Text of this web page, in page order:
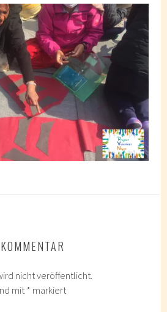
nicht veröffentlicht.
mit * markiert